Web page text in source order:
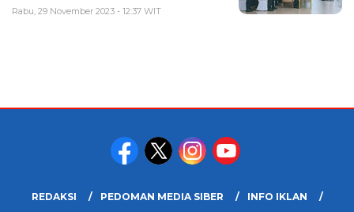
Rabu, 29 November 2023 - 12:37 WIT
REDAKSI PEDOMAN MEDIA SIBER
INFO IKLAN